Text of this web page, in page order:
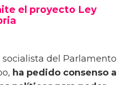
el proyecto Ley
del Parlamento
ha pedido consenso a